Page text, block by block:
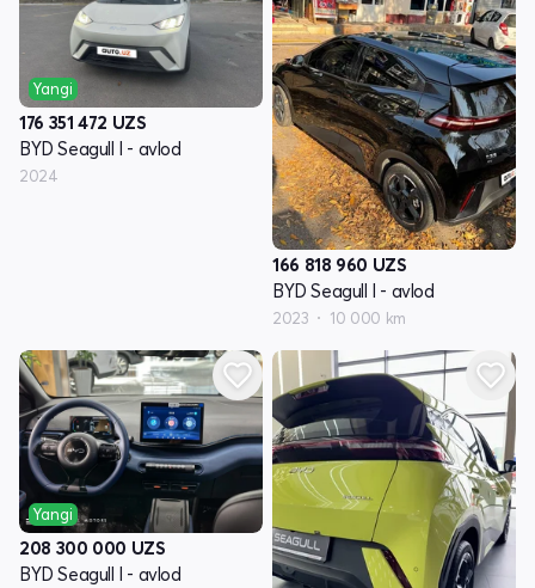
Yangi
176 351 472 UZS
BYD Seagull I - avlod
2024
166 818 960 UZS
BYD Seagull I - avlod
2023 10 000 km
Yangi
208 300 000 UZS
BYD Seagull I - avlod